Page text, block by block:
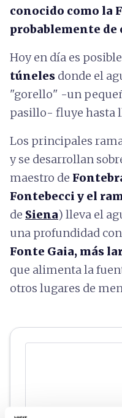
conocido como la
probablemente
Hoy en día es posible
túneles donde el
"gorello" -un
pasillo- fluye hasta
Los principales
y se desarrollan
maestro de
Fontebecci y el
de Siena) lleva el
una profundidad
Fonte Gaia, más
que alimenta la
otros lugares de